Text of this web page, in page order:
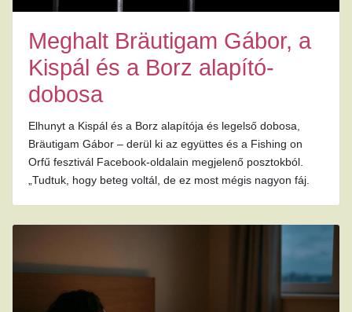
Meghalt Bräutigam Gábor, a
Kispál és a Borz alapító-
dobosa
Elhunyt a Kispál és a Borz alapítója és legelső dobosa,
Bräutigam Gábor – derül ki az együttes és a Fishing on
Orfű fesztivál Facebook-oldalain megjelenő posztokból.
„Tudtuk, hogy beteg voltál, de ez most mégis nagyon fáj.